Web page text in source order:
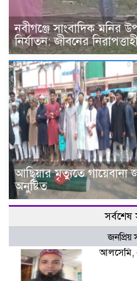
নবীগঞ্জে সাংবাদিক মনির
নির্যাতন: জীবনের
আ‌ছিয়ার মৃত‌্যু‌তে গা‌য়েব‌ানা
অনু‌ষ্টিত
সর্বশেষ
জনপ্রিয়
আলসেমি,